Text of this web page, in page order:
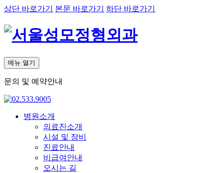
상단 바로가기 본문 바로가기 하단 바로가기
메뉴 열기
문의 및 예약안내
병원소개
의료진소개
시설 및 장비
진료안내
비급여안내
오시는 길